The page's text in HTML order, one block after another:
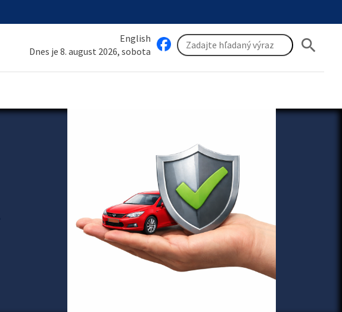
English
Dnes je 8. august 2026, sobota
search